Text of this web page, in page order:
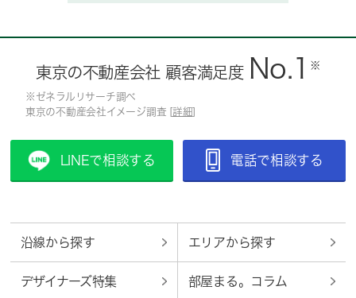
東京の不動産会社 顧客満足度 No.1 ※
※ゼネラルリサーチ調べ
東京の不動産会社イメージ調査 [ 詳細
LINEで相談する 電話で相談する
沿線から探す エリアから探す
デザイナーズ特集 部屋まる。コラム